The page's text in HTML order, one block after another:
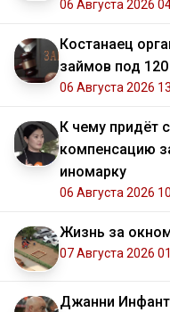
06 Августа 2026
Костанаец
займов под
06 Августа 2026
К чему придёт
компенсацию
иномарку
06 Августа 2026
Жизнь за
07 Августа 2026
Джанни